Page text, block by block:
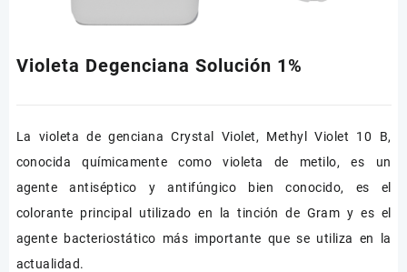
Violeta Degenciana Solución 1%
La violeta de genciana Crystal Violet, Methyl Violet 10 B,
conocida químicamente como violeta de metilo, es un
agente antiséptico y antifúngico bien conocido, es el
colorante principal utilizado en la tinción de Gram y es el
agente bacteriostático más importante que se utiliza en la
actualidad.